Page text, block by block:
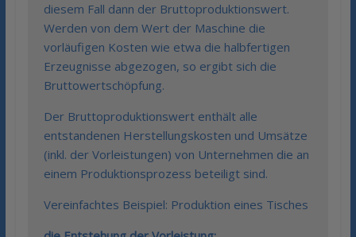
diesem Fall dann der Bruttoproduktionswert.
Werden von dem Wert der Maschine die
vorläufigen Kosten wie etwa die halbfertigen
Erzeugnisse abgezogen, so ergibt sich die
Bruttowertschöpfung.
Der Bruttoproduktionswert enthält alle
entstandenen Herstellungskosten und Umsätze
(inkl. der Vorleistungen) von Unternehmen die an
einem Produktionsprozess beteiligt sind.
Vereinfachtes Beispiel: Produktion eines Tisches